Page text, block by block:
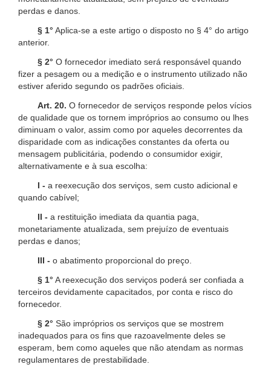
perdas e danos.
§ 1° Aplica-se a este artigo o disposto no § 4° do artigo
anterior.
§ 2° O fornecedor imediato será responsável quando
fizer a pesagem ou a medição e o instrumento utilizado não
estiver aferido segundo os padrões oficiais.
Art. 20. O fornecedor de serviços responde pelos vícios
de qualidade que os tornem impróprios ao consumo ou lhes
diminuam o valor, assim como por aqueles decorrentes da
disparidade com as indicações constantes da oferta ou
mensagem publicitária, podendo o consumidor exigir,
alternativamente e à sua escolha:
I - a reexecução dos serviços, sem custo adicional e
quando cabível;
II - a restituição imediata da quantia paga,
monetariamente atualizada, sem prejuízo de eventuais
perdas e danos;
III - o abatimento proporcional do preço.
§ 1° A reexecução dos serviços poderá ser confiada a
terceiros devidamente capacitados, por conta e risco do
fornecedor.
§ 2° São impróprios os serviços que se mostrem
inadequados para os fins que razoavelmente deles se
esperam, bem como aqueles que não atendam as normas
regulamentares de prestabilidade.